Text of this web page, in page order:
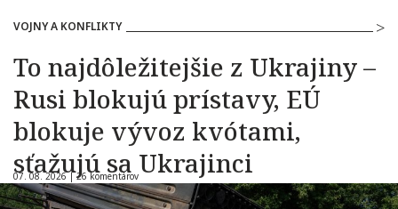
VOJNY A KONFLIKTY
To najdôležitejšie z Ukrajiny –
Rusi blokujú prístavy, EÚ
blokuje vývoz kvótami,
sťažujú sa Ukrajinci
07. 08. 2026 |26 komentárov